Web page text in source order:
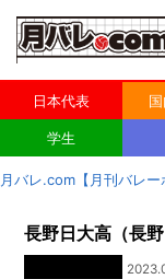
日本代表
学生
月バレ.com【月刊バレー
長野日大高（長野